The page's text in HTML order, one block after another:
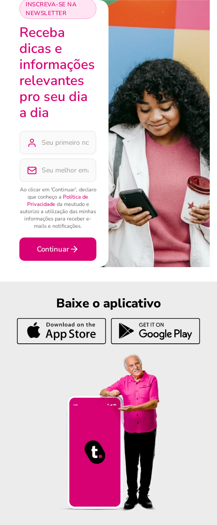
INSCREVA-SE NA
NEWSLETTER
Receba
dicas e
informações
relevantes
pro seu dia
a dia
Ao clicar em 'Continuar', declaro
que conheço a Política de
Privacidadeda meutudo e
autorizo a utilização das minhas
informações para receber e-
mails e notificações.
Continuar
Baixe o aplicativo